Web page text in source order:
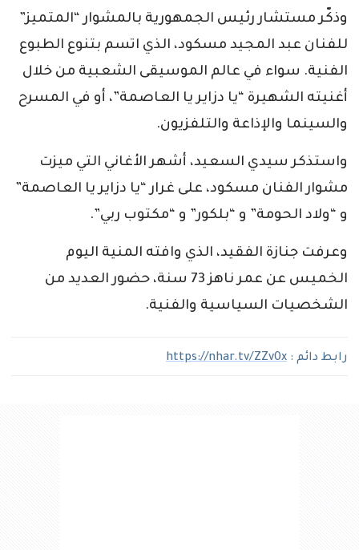
وذكّر مستشار رئيس الجمهورية بالمشوار “المتميز”
للفنان عبد المجيد مسكود، الذي اتسم بتنوع الطبوع
الفنية. سواء في عالم الموسيقى الشعبية من خلال
أغنيته الشهيرة “يا دزاير يا العاصمة”، أو في المسرح
والسينما والإذاعة والتلفزيون.
واستذكر سيدي السعيد، أشهر الأغاني التي ميزت
مشوار الفنان مسكود، على غرار “يا دزاير يا العاصمة”
و “ولاد الحومة” و “بلكور” و “مكتوب ربي”.
وعرفت جنازة الفقيد، الذي وافته المنية اليوم
الخميس عن عمر ناهز 73 سنة، حضور العديد من
الشخصيات السياسية والفنية.
رابط دائم : https://nhar.tv/ZZv0x